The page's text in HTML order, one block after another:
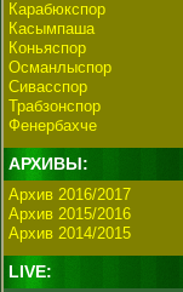
Карабюкспор
Касымпаша
Коньяспор
Османлыспор
Сивасспор
Трабзонспор
Фенербахче
АРХИВЫ:
Архив 2016/2017
Архив 2015/2016
Архив 2014/2015
LIVE: